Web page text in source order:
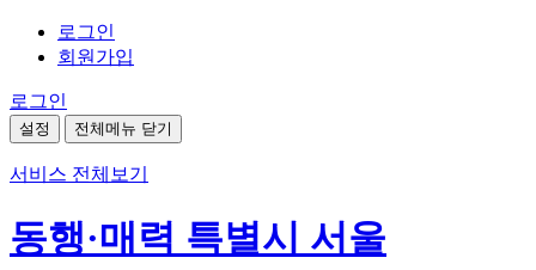
로그인
회원가입
로그인
설정 전체메뉴 닫기
서비스 전체보기
동행·매력 특별시 서울